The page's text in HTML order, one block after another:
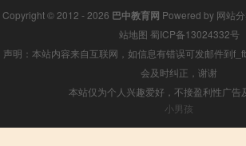
Copyright © 2012 - 2026 巴中教育网 Powered by 网站
站地图 蜀ICP备13024332号
声明：本站内容来自互联网，如信息有错误可发邮件到
会及时纠正，谢谢
本站仅为个人兴趣爱好，不接盈利性广告
小男孩